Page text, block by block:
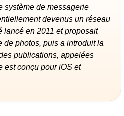
système de messagerie
devenus un réseau
lancé en 2011 et proposait
de photos, puis a introduit la
publications, appelées
est conçu pour iOS et